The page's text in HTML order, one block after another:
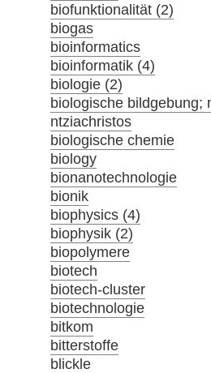
biofunktionalität (2)
biogas
bioinformatics
bioinformatik (4)
biologie (2)
biologische bildgebung;
ntziachristos
biologische chemie
biology
bionanotechnologie
bionik
biophysics (4)
biophysik (2)
biopolymere
biotech
biotech-cluster
biotechnologie
bitkom
bitterstoffe
blickle